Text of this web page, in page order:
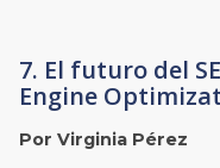
7. El futuro del
Engine
Por Virginia Pérez